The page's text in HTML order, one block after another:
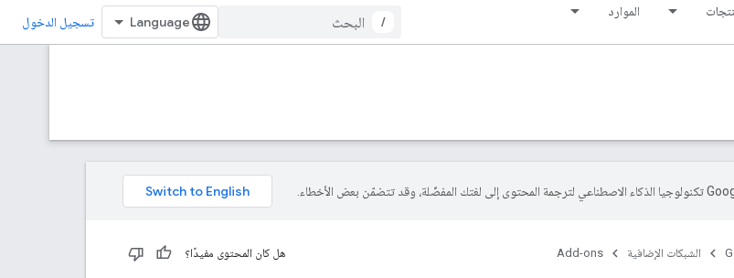
الموارد
/ تسجيل الدخول
الشبكات الإضافية Add-ons هل كان المحتوى مفيدًا؟